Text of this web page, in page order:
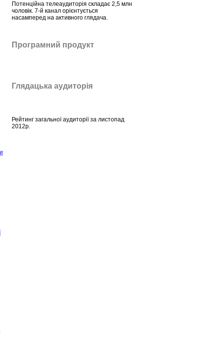
Потенційна телеаудиторія складає 2,5 млн
чоловік. 7-й канал орієнтується
насамперед на активного глядача.
Програмний продукт
Глядацька аудиторія
Рейтинг загальної аудиторії за листопад
2012р.